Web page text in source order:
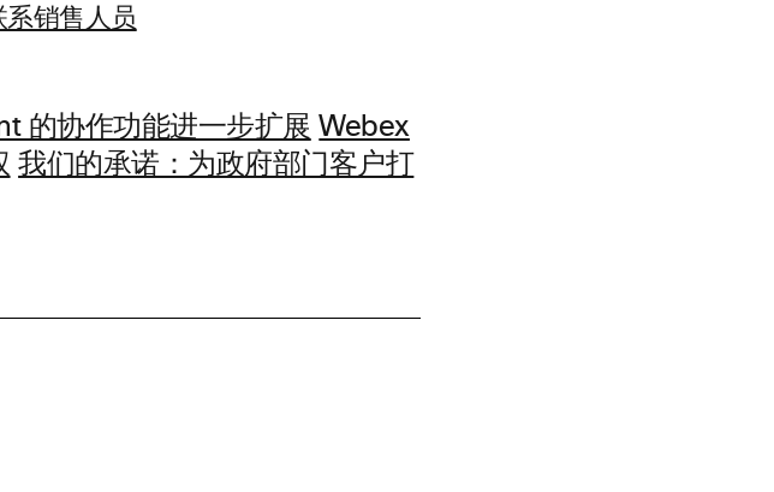
销售人员
的协作功能进一步扩展 Webex
我们的承诺：为政府部门客户打